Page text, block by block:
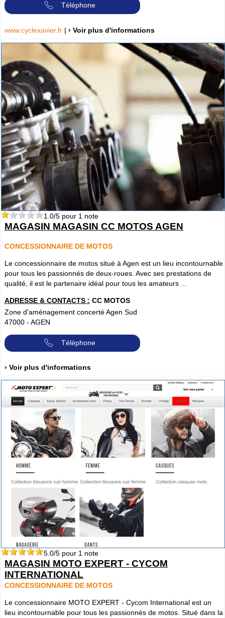
Téléphone
www.cyclexavier.fr | › Voir plus d'informations
1.0/5 pour 1 note
MAGASIN MAGASIN CC MOTOS AGEN
CONCESSIONNAIRE DE MOTOS
Le concessionnaire de motos situé à Agen est un lieu incontournable
pour tous les passionnés de deux-roues. Avec ses prestations de
qualité, il est le partenaire idéal pour tous les amateurs ...
ADRESSE & CONTACTS : CC MOTOS
Zone d'aménagement concerté Agen Sud
47000 - AGEN
Téléphone
› Voir plus d'informations
5.0/5 pour 1 note
MAGASIN MOTO EXPERT - CYCOM
INTERNATIONAL
CONCESSIONNAIRE DE MOTOS
Le concessionnaire MOTO EXPERT - Cycom International est un
lieu incontournable pour tous les passionnés de motos. Situé dans la